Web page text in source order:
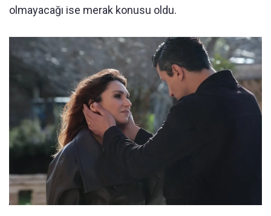
olmayacağı ise merak konusu oldu.